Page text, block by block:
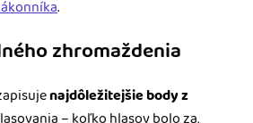
.
zhromaždenia
najdôležitejšie body z